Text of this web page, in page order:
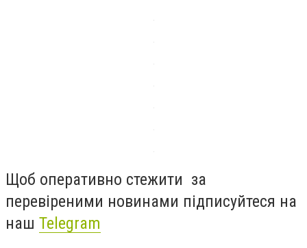
Щоб оперативно стежити за
перевіреними новинами підписуйтеся на
наш Telegram